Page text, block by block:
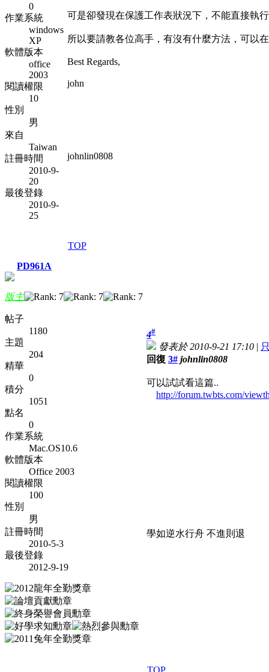
0
作業系統
windows
XP
軟體版本
office
2003
閱讀權限
10
性別
男
來自
Taiwan
註冊時間
2010-9-
20
最後登錄
2010-9-
25
可是卻發現在保護工作表狀況下，不能直接執
所以要請教各位高手，有沒有什麼方法，可以
Best Regards,
john
johnlin0808
TOP
PD961A
版主
帖子
1180
主題
204
精華
0
積分
1051
點名
0
作業系統
Mac.OS10.6
軟體版本
Office 2003
閱讀權限
100
性別
男
註冊時間
2010-5-3
最後登錄
2012-9-19
4#
發表於 2010-9-21 17:10 |
回復 3# johnlin0808
可以試試看這篇..
http://forum.twbts.com/
學如逆水行舟 不進則退
TOP